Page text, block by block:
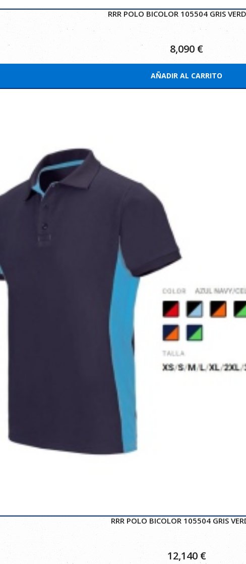
RRR POLO BICOLOR 105504 GRIS
8,090 €
AÑADIR AL CARRITO
RRR POLO BICOLOR 105504 GRIS
12,140 €